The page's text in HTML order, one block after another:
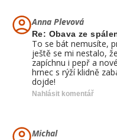
Anna Plevová
Re: Obava ze
To se bát nemusíte,
ještě se mi nestalo,
zapíchnu i pepř a
hrnec s rýží klidně
dojde!
Nahlásit komentář
Michal